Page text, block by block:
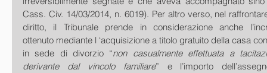
Cass. Civ. 14/03/2014, n. 6019). Per altro verso, nel
diritto, il Tribunale prende in considerazione anche
ottenuto mediante l ‘acquisizione a titolo gratuito della casa
in sede di divorzio “non casualmente effettuata a
derivante dal vincolo familiare” e l’importo